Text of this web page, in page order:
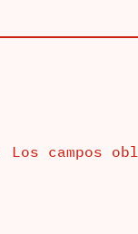
Los campos